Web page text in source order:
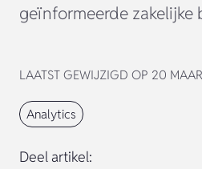
geïnformeerde zakelijke
LAATST GEWIJZIGD OP 20
Analytics
Deel artikel: